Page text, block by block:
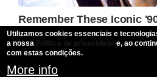
Utilizamos cookies essenciais e
a nossa Politica de privacidade e, ao
com estas condições.
More info